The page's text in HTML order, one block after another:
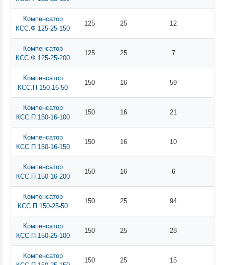
Компенсатор
КСС.Ф 125-25-150
125 25 12
Компенсатор
КСС.Ф 125-25-200
125 25 7
Компенсатор
КСС.П 150-16-50
150 16 59
Компенсатор
КСС.П 150-16-100
150 16 21
Компенсатор
КСС.П 150-16-150
150 16 10
Компенсатор
КСС.П 150-16-200
150 16 6
Компенсатор
КСС.П 150-25-50
150 25 94
Компенсатор
КСС.П 150-25-100
150 25 28
Компенсатор
150 25 15